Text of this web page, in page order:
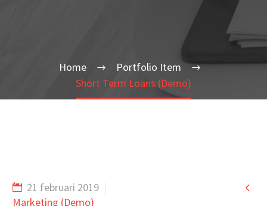
Home
Portfolio Item
Short Term Loans (Demo)

21 februari 2019
Marketing (Demo)